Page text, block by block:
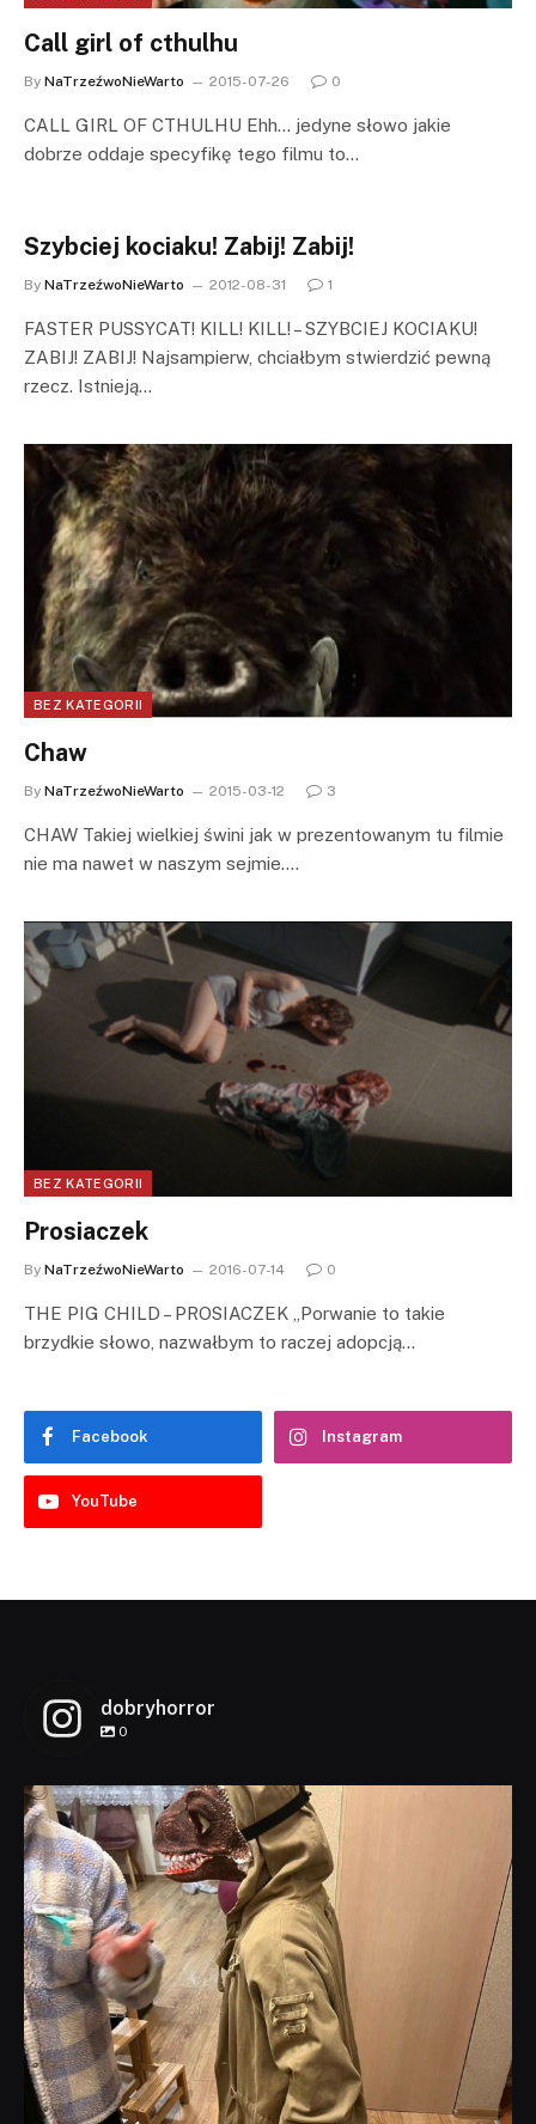
Call girl of cthulhu
By NaTrzeźwoNieWarto 2015-07-26 0
CALL GIRL OF CTHULHU Ehh… jedyne słowo jakie
dobrze oddaje specyfikę tego filmu to…
Szybciej kociaku! Zabij! Zabij!
By NaTrzeźwoNieWarto 2012-08-31 1
FASTER PUSSYCAT! KILL! KILL! – SZYBCIEJ KOCIAKU!
ZABIJ! ZABIJ! Najsampierw, chciałbym stwierdzić pewną
rzecz. Istnieją…
BEZ KATEGORII
Chaw
By NaTrzeźwoNieWarto 2015-03-12 3
CHAW Takiej wielkiej świni jak w prezentowanym tu filmie
nie ma nawet w naszym sejmie.…
BEZ KATEGORII
Prosiaczek
By NaTrzeźwoNieWarto 2016-07-14 0
THE PIG CHILD – PROSIACZEK „Porwanie to takie
brzydkie słowo, nazwałbym to raczej adopcją…
Facebook Instagram
YouTube
dobryhorror
0
dobryhorror
Lis 1